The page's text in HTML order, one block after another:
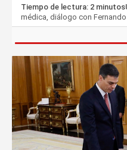
Tiempo de lectura: 2
médica, diálogo con Fernando